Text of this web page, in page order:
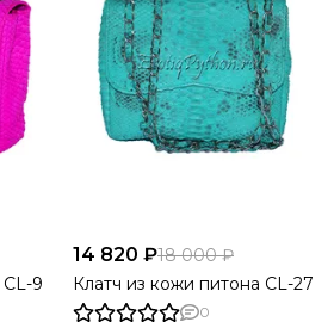
9
14 820 ₽18 000 ₽
Клатч из кожи питона СL-27
0